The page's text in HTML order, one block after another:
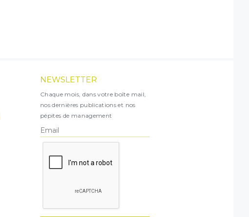
NEWSLETTER
Chaque mois, dans votre boîte mail,
nos dernières publications et nos
pépites de management